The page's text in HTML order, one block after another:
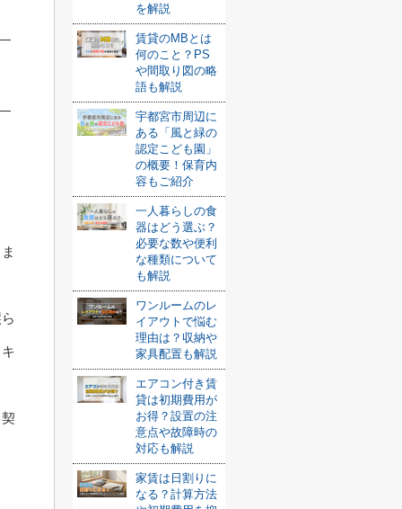
を解説
賃貸のMBとは
何のこと？PS
や間取り図の略
語も解説
宇都宮市周辺に
ある「風と緑の
認定こども園」
の概要！保育内
容もご紹介
一人暮らしの食
器はどう選ぶ？
必要な数や便利
な種類について
も解説
ワンルームのレ
イアウトで悩む
理由は？収納や
家具配置も解説
エアコン付き賃
貸は初期費用が
お得？設置の注
意点や故障時の
対応も解説
家賃は日割りに
なる？計算方法